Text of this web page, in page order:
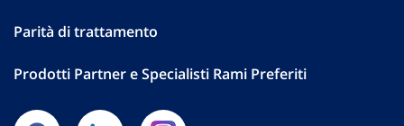
Parità di trattamento
Prodotti Partner e Specialisti Rami Preferiti